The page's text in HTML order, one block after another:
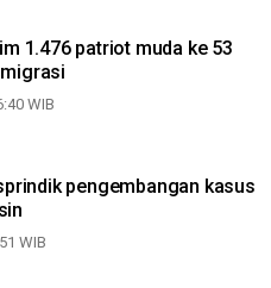
1.476 patriot muda ke 53
WIB
pengembangan kasus
WIB